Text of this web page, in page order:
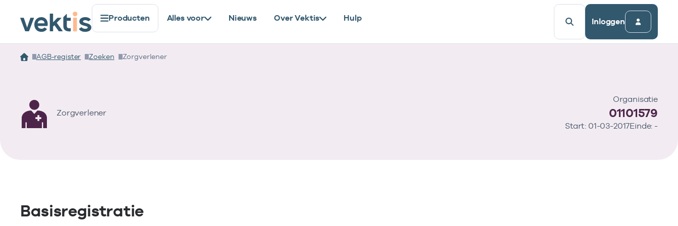
Producten Alles voor Nieuws Over Vektis Hulp Inloggen
AGB-register Zoeken Zorgverlener
Zorgverlener
Organisatie
01101579
Start: 01-03-2017Einde: -
Basisregistratie